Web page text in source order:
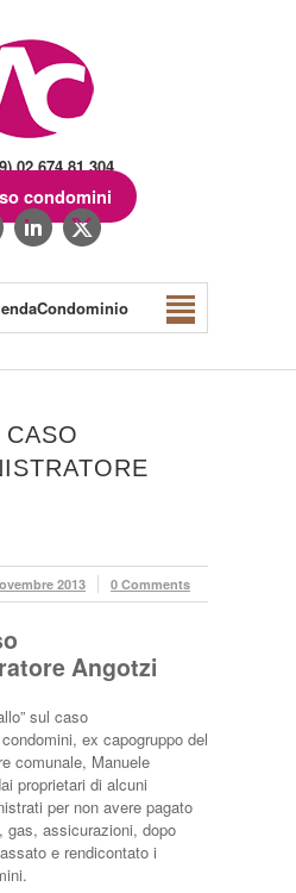
02.674.81.304
condomini
2013 0 Comments
Angotzi
sul caso
ex capogruppo del
comunale, Manuele
proprietari di alcuni
per non avere pagato
gas, assicurazioni, dopo
e rendicontato i